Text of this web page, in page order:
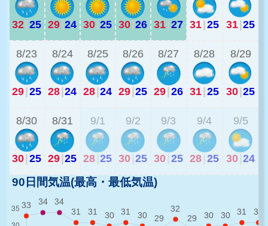
32|25 29|24 30|25 30|26 31|27 31|25 31|25
8/23
29|25
8/24
28|24
8/25
28|24
8/26
29|25
8/27
29|26
8/28
31|25
8/29
30|25
8/30
30|25
8/31
29|25
9/1
28 25
9/2
30 25
9/3
30 25
9/4
28 25
9/5
30 24
90日間気温(最高・最低気温)